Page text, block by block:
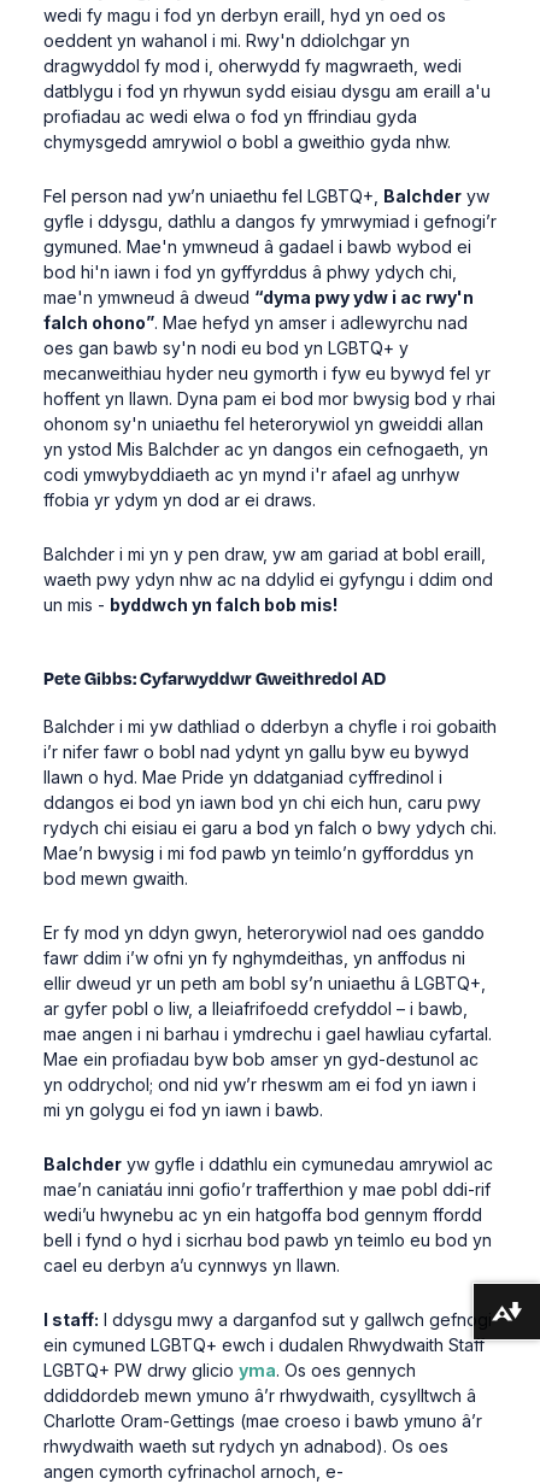
wedi fy magu i fod yn derbyn eraill, hyd yn oed os
oeddent yn wahanol i mi. Rwy'n ddiolchgar yn
dragwyddol fy mod i, oherwydd fy magwraeth, wedi
datblygu i fod yn rhywun sydd eisiau dysgu am eraill a'u
profiadau ac wedi elwa o fod yn ffrindiau gyda
chymysgedd amrywiol o bobl a gweithio gyda nhw.
Fel person nad yw’n uniaethu fel LGBTQ+, Balchderyw
gyfle i ddysgu, dathlu a dangos fy ymrwymiad i gefnogi’r
gymuned. Mae'n ymwneud â gadael i bawb wybod ei
bod hi'n iawn i fod yn gyffyrddus â phwy ydych chi,
mae'n ymwneud â dweud “dyma pwy ydw i ac rwy'n
falch ohono”. Mae hefyd yn amser i adlewyrchu nad
oes gan bawb sy'n nodi eu bod yn LGBTQ+ y
mecanweithiau hyder neu gymorth i fyw eu bywyd fel yr
hoffent yn llawn. Dyna pam ei bod mor bwysig bod y rhai
ohonom sy'n uniaethu fel heterorywiol yn gweiddi allan
yn ystod Mis Balchder ac yn dangos ein cefnogaeth, yn
codi ymwybyddiaeth ac yn mynd i'r afael ag unrhyw
ffobia yr ydym yn dod ar ei draws.
Balchder i mi yn y pen draw, yw am gariad at bobl eraill,
waeth pwy ydyn nhw ac na ddylid ei gyfyngu i ddim ond
un mis - byddwch yn falch bob mis!
Pete Gibbs: Cyfarwyddwr Gweithredol AD
Balchder i mi yw dathliad o dderbyn a chyfle i roi gobaith
i’r nifer fawr o bobl nad ydynt yn gallu byw eu bywyd
llawn o hyd. Mae Pride yn ddatganiad cyffredinol i
ddangos ei bod yn iawn bod yn chi eich hun, caru pwy
rydych chi eisiau ei garu a bod yn falch o bwy ydych chi.
Mae’n bwysig i mi fod pawb yn teimlo’n gyfforddus yn
bod mewn gwaith.
Er fy mod yn ddyn gwyn, heterorywiol nad oes ganddo
fawr ddim i’w ofni yn fy nghymdeithas, yn anffodus ni
ellir dweud yr un peth am bobl sy’n uniaethu â LGBTQ+,
ar gyfer pobl o liw, a lleiafrifoedd crefyddol – i bawb,
mae angen i ni barhau i ymdrechu i gael hawliau cyfartal.
Mae ein profiadau byw bob amser yn gyd-destunol ac
yn oddrychol; ond nid yw’r rheswm am ei fod yn iawn i
mi yn golygu ei fod yn iawn i bawb.
Balchderyw gyfle i ddathlu ein cymunedau amrywiol ac
mae’n caniatáu inni gofio’r trafferthion y mae pobl ddi-rif
wedi’u hwynebu ac yn ein hatgoffa bod gennym ffordd
bell i fynd o hyd i sicrhau bod pawb yn teimlo eu bod yn
cael eu derbyn a’u cynnwys yn llawn.
I staff: I ddysgu mwy a darganfod sut y gallwch gefnogi
ein cymuned LGBTQ+ ewch i dudalen Rhwydwaith Staff
LGBTQ+ PW drwy glicio yma. Os oes gennych
ddiddordeb mewn ymuno â’r rhwydwaith, cysylltwch â
Charlotte Oram-Gettings (mae croeso i bawb ymuno â’r
rhwydwaith waeth sut rydych yn adnabod). Os oes
angen cymorth cyfrinachol arnoch, e-
Lawrlwytho fformatau amgen ...